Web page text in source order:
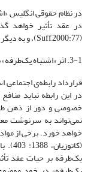
در نظام حقوقی انگلیس
در عقد تأثیر خواهد
(Suff,2000:77)، و به دیگر بیان مانع از تحقق تراضی گردد.
3-1. اثر «اشتباه یک‌طرفه» بر سرنوشت عقد
قرارداد رابطه‌ی اجتماعی
در این رابطه نباید
خصوصی و دور از ذهن
نمی‌تواند به سرنوشت
یک‌طرفه بر حیات عقد